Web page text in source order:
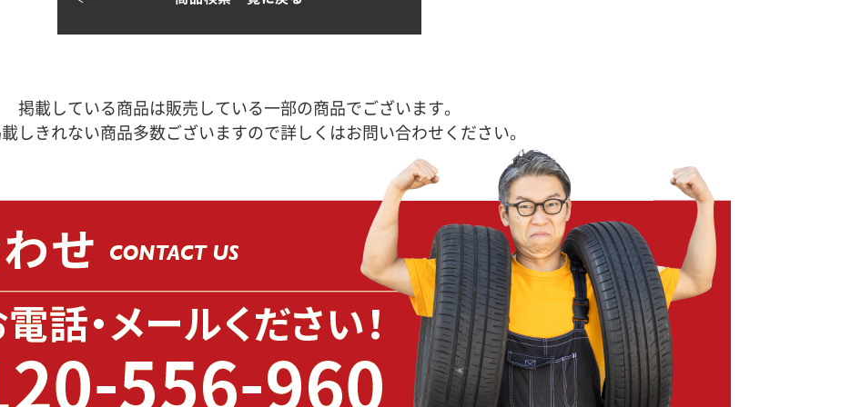
掲載している商品は販売している一部の商品でございます。
載しきれない商品多数ございますので詳しくはお問い合わせください。